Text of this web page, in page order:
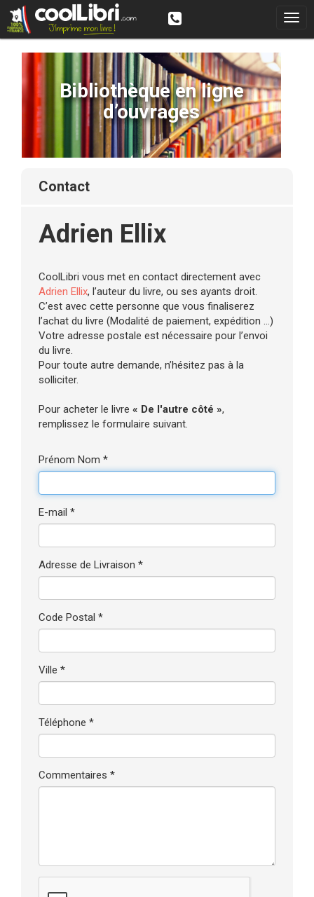
Bibliothèque en ligne
d’ouvrages
contact
Adrien Ellix
CoolLibri vous met en contact directement avec
Adrien Ellix, l’auteur du livre, ou ses ayants droit.
C’est avec cette personne que vous finaliserez
l’achat du livre (Modalité de paiement, expédition ...)
Votre adresse postale est nécessaire pour l’envoi
du livre.
Pour toute autre demande, n’hésitez pas à la
solliciter.
Pour acheter le livre « De l'autre côté »,
remplissez le formulaire suivant.
Prénom Nom *
E-mail *
Adresse de Livraison *
Code Postal *
Ville *
Téléphone *
Commentaires *